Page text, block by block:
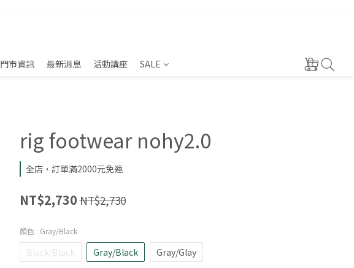
門市資訊 最新消息 活動講座 SALE
rig footwear nohy2.0
全店，訂單滿2000元免運
NT$2,730NT$2,730
顏色 : Gray/Black
Black/Black Gray/Black Gray/Glay